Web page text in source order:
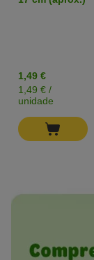
para cães
1,49 €
1,49 € /
unidade